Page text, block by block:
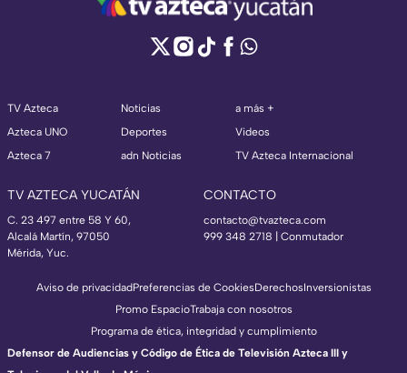
TV Azteca
Azteca UNO
Azteca 7
Noticias
Deportes
adn Noticias
a más +
Videos
TV Azteca Internacional
TV AZTECA YUCATÁN
C. 23 497 entre 58 Y 60,
Alcalá Martín, 97050
Mérida, Yuc.
CONTACTO
contacto@tvazteca.com
999 348 2718 | Conmutador
Aviso de privacidadPreferencias de CookiesDerechosInversionistas
Promo EspacioTrabaja con nosotros
Programa de ética, integridad y cumplimiento
Defensor de Audiencias y Código de Ética de Televisión Azteca III y